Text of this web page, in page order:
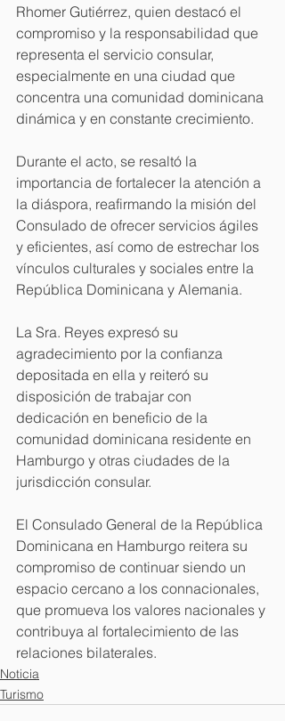
Rhomer Gutiérrez, quien destacó el
compromiso y la responsabilidad que
representa el servicio consular,
especialmente en una ciudad que
concentra una comunidad dominicana
dinámica y en constante crecimiento.
Durante el acto, se resaltó la
importancia de fortalecer la atención a
la diáspora, reafirmando la misión del
Consulado de ofrecer servicios ágiles
y eficientes, así como de estrechar los
vínculos culturales y sociales entre la
República Dominicana y Alemania.
La Sra. Reyes expresó su
agradecimiento por la confianza
depositada en ella y reiteró su
disposición de trabajar con
dedicación en beneficio de la
comunidad dominicana residente en
Hamburgo y otras ciudades de la
jurisdicción consular.
El Consulado General de la República
Dominicana en Hamburgo reitera su
compromiso de continuar siendo un
espacio cercano a los connacionales,
que promueva los valores nacionales y
contribuya al fortalecimiento de las
relaciones bilaterales.
Noticia
Turismo